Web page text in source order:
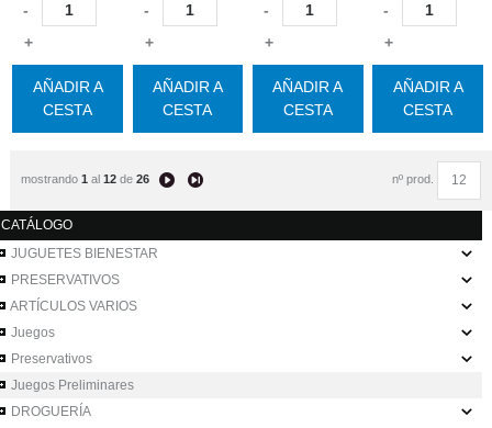
-
+
AÑADIR A
CESTA
-
+
AÑADIR A
CESTA
-
+
AÑADIR A
CESTA
-
+
AÑADIR A
CESTA
mostrando 1 al 12de 26 nº prod.
CATÁLOGO
JUGUETES BIENESTAR
PRESERVATIVOS
ARTÍCULOS VARIOS
Juegos
Preservativos
Juegos Preliminares
DROGUERÍA